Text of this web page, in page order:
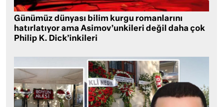
Günümüz dünyası bilim kurgu romanlarını
hatırlatıyor ama Asimov’unkileri değil daha çok
Philip K. Dick’inkileri